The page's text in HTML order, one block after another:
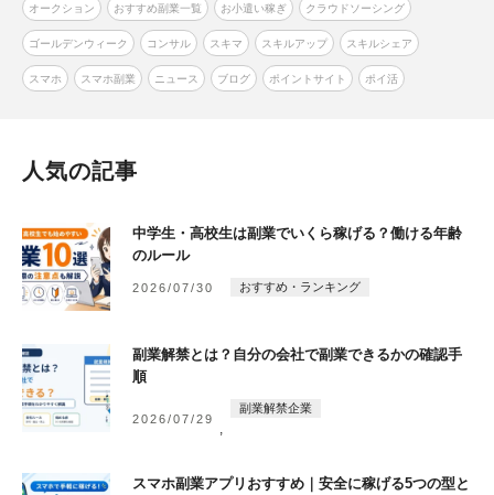
オークション おすすめ副業一覧 お小遣い稼ぎ クラウドソーシング
ゴールデンウィーク コンサル スキマ スキルアップ スキルシェア
スマホ スマホ副業 ニュース ブログ ポイントサイト ポイ活
人気の記事
中学生・高校生は副業でいくら稼げる？働ける年齢
のルール
2026/07/30 おすすめ・ランキング
副業解禁とは？自分の会社で副業できるかの確認手
順
2026/07/29
副業解禁企業
スマホ副業アプリおすすめ｜安全に稼げる5つの型と